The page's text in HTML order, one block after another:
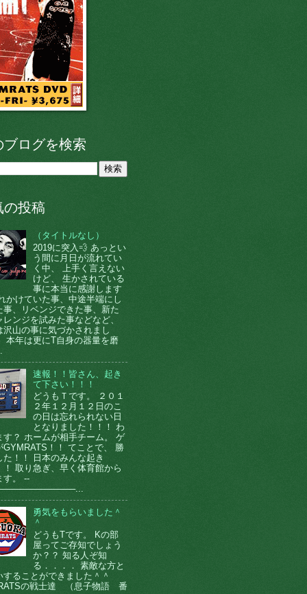
ブログを検索
の投稿
（タイトルなし）
2019に突入💨 あっとい
う間に月日が流れてい
く中、 上手く言えない
けど、 生かされている
事に本当に感謝します
かけていた事、中途半端にし
事、リベンジできた事、新た
レンジを試みた事などなど、
沢山の事に気づかされまし
本年は更にT自身の器量を磨
速報！！皆さん、起き
て下さい！！！
どうもＴです。 ２０１
２年１２月１２日のこ
の日は忘れられない日
となりました！！！ わ
す？ ホームが相手チーム。 ゲ
GYMRATS！！ てことで、 勝
た！！ 日本のみんな起き
！ 取り急ぎ、早く体育館から
す。 --
勇気をもらいました＾
＾
どうもTです。 Kの部
屋ってご存知でしょう
か？？ 知る人ぞ知
る．．．． 素敵な方と
することができました＾＾
の戦士達 （息子物語 番